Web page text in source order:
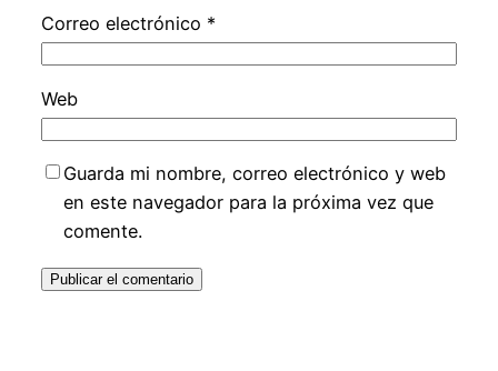
Correo electrónico *
Web
Guarda mi nombre, correo electrónico y web
en este navegador para la próxima vez que
comente.